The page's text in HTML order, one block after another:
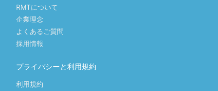
RMTについて
企業理念
よくあるご質問
採用情報
プライバシーと利用規約
利用規約